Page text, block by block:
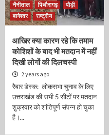
नैनीताल
पिथौरागढ़
पौड़ी
बागेश्वर
राष्ट्रीय
आखिर क्या कारण रहे कि तमाम
कोशिशों के बाद भी मतदान में नहीं
दिखी लोगों की दिलचस्पी
2 years ago
रैबार डेस्क: लोकसभा चुनाव के लिए
उत्तराखंड की सभी 5 सीटों पर मतदान
शुक्रवार को शांतिपूर्ण संपन्न हो चुका
है।...